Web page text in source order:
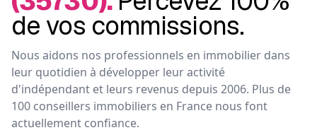
de vos commissions.
Nous aidons nos professionnels en immobilier dans
leur quotidien à développer leur activité
d'indépendant et leurs revenus depuis 2006. Plus de
100 conseillers immobiliers en France nous font
actuellement confiance.